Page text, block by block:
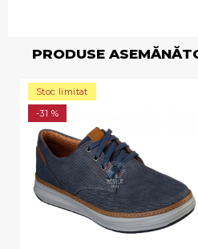
PRODUSE
Stoc limitat
-31 %